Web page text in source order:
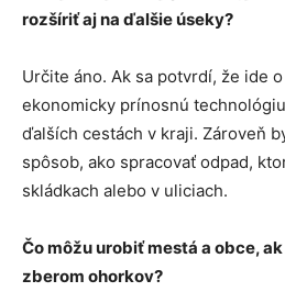
rozšíriť aj na ďalšie úseky?
Určite áno. Ak sa potvrdí, že ide
ekonomicky prínosnú
ďalších cestách v kraji. Zároveň
spôsob, ako spracovať odpad,
skládkach alebo v uliciach.
Čo môžu urobiť mestá a obce,
zberom ohorkov?